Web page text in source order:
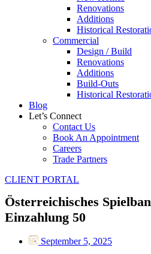
Renovations
Additions
Historical
Commercial
Design / Build
Renovations
Additions
Build-Outs
Historical
Blog
Let’s Connect
Contact Us
Book An Appointment
Careers
Trade Partners
CLIENT PORTAL
Österreichisches
Einzahlung 50
September 5, 2025